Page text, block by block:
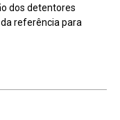
dos detentores
referência para